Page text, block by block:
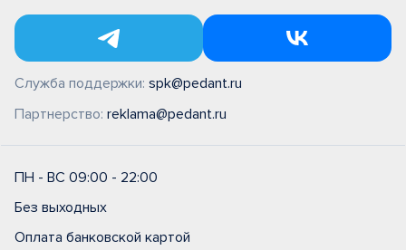
Служба поддержки: spk@pedant.ru
Партнерство: reklama@pedant.ru
ПН - ВС 09:00 - 22:00
Без выходных
Оплата банковской картой